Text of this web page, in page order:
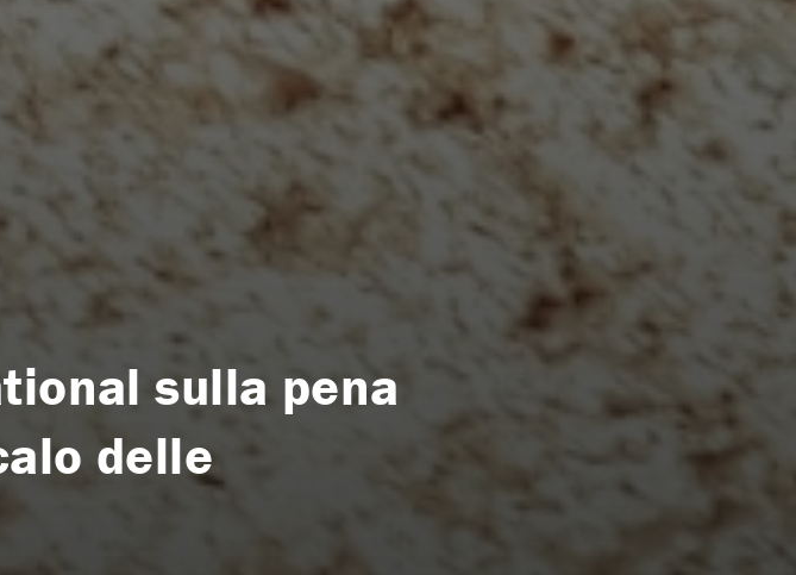
sulla pena
delle